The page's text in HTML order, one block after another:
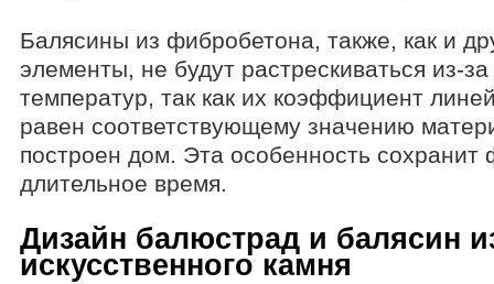
Балясины из фибробетона, также, как и
элементы, не будут растрескиваться из-
температур, так как их коэффициент
равен соответствующему значению
построен дом. Эта особенность
длительное время.
Дизайн балюстрад и балясин
искусственного камня